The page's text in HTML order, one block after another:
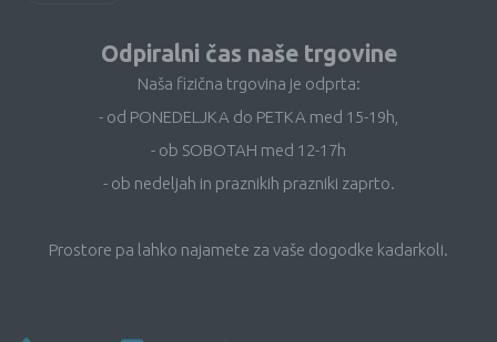
Odpiralni čas naše trgovine
Naša fizična trgovina je odprta:
- od PONEDELJKA do PETKA med 15-19h,
- ob SOBOTAH med 12-17h
- ob nedeljah in praznikih prazniki zaprto.
Prostore pa lahko najamete za vaše dogodke kadarkoli.